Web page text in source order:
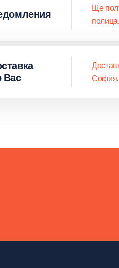
Ще
полица.
Вас
София.